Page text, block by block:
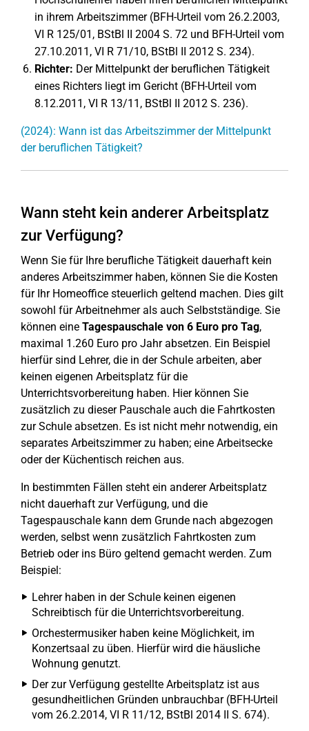
in ihrem Arbeitszimmer (BFH-Urteil vom 26.2.2003,
VI R 125/01, BStBl II 2004 S. 72 und BFH-Urteil vom
27.10.2011, VI R 71/10, BStBl II 2012 S. 234).
Richter: Der Mittelpunkt der beruflichen Tätigkeit
eines Richters liegt im Gericht (BFH-Urteil vom
8.12.2011, VI R 13/11, BStBl II 2012 S. 236).
(2024): Wann ist das Arbeitszimmer der Mittelpunkt
der beruflichen Tätigkeit?
Wann steht kein anderer Arbeitsplatz
zur Verfügung?
Wenn Sie für Ihre berufliche Tätigkeit dauerhaft kein
anderes Arbeitszimmer haben, können Sie die Kosten
für Ihr Homeoffice steuerlich geltend machen. Dies gilt
sowohl für Arbeitnehmer als auch Selbstständige. Sie
können eine Tagespauschale von 6 Euro pro Tag,
maximal 1.260 Euro pro Jahr absetzen. Ein Beispiel
hierfür sind Lehrer, die in der Schule arbeiten, aber
keinen eigenen Arbeitsplatz für die
Unterrichtsvorbereitung haben. Hier können Sie
zusätzlich zu dieser Pauschale auch die Fahrtkosten
zur Schule absetzen. Es ist nicht mehr notwendig, ein
separates Arbeitszimmer zu haben; eine Arbeitsecke
oder der Küchentisch reichen aus.
In bestimmten Fällen steht ein anderer Arbeitsplatz
nicht dauerhaft zur Verfügung, und die
Tagespauschale kann dem Grunde nach abgezogen
werden, selbst wenn zusätzlich Fahrtkosten zum
Betrieb oder ins Büro geltend gemacht werden. Zum
Beispiel:
Lehrer haben in der Schule keinen eigenen
Schreibtisch für die Unterrichtsvorbereitung.
Orchestermusiker haben keine Möglichkeit, im
Konzertsaal zu üben. Hierfür wird die häusliche
Wohnung genutzt.
Der zur Verfügung gestellte Arbeitsplatz ist aus
gesundheitlichen Gründen unbrauchbar (BFH-Urteil
vom 26.2.2014, VI R 11/12, BStBl 2014 II S. 674).